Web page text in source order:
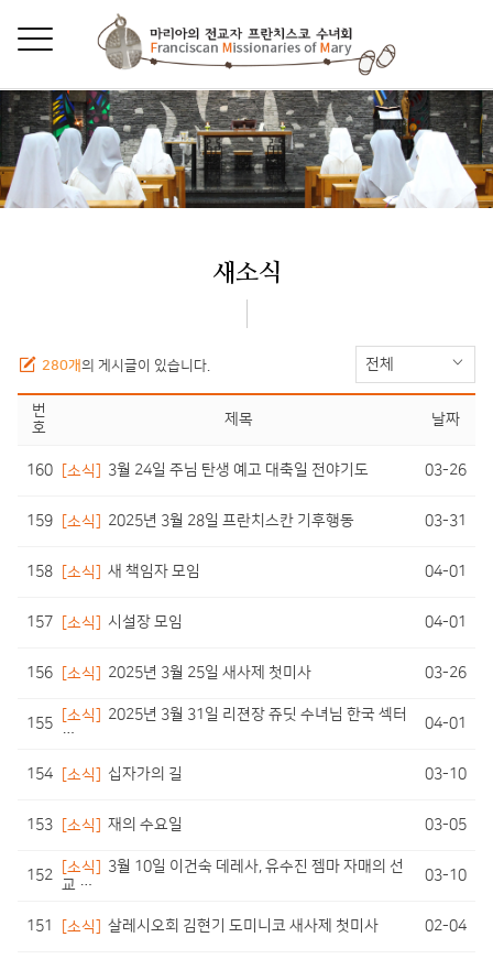
새소식
280개의 게시글이 있습니다. 전체
번
호
제목 날짜
160 [소식] 3월 24일 주님 탄생 예고 대축일 전야기도 03-26
159 [소식] 2025년 3월 28일 프란치스칸 기후행동 03-31
158 [소식] 새 책임자 모임 04-01
157 [소식] 시설장 모임 04-01
156 [소식] 2025년 3월 25일 새사제 첫미사 03-26
155 [소식] 2025년 3월 31일 리젼장 쥬딧 수녀님 한국 섹터
…
04-01
154 [소식] 십자가의 길 03-10
153 [소식] 재의 수요일 03-05
152 [소식] 3월 10일 이건숙 데레사, 유수진 젬마 자매의 선
교 …
03-10
151 [소식] 살레시오회 김현기 도미니코 새사제 첫미사 02-04